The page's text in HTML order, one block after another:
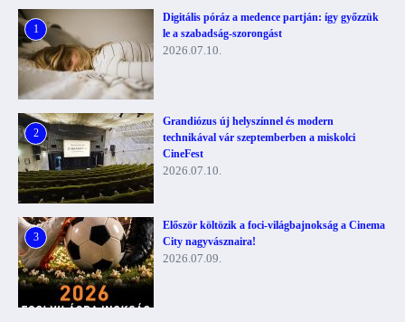
1
Digitális póráz a medence partján: így győzzük
le a szabadság-szorongást
2026.07.10.
2
Grandiózus új helyszínnel és modern
technikával vár szeptemberben a miskolci
CineFest
2026.07.10.
3
Először költözik a foci-világbajnokság a Cinema
City nagyvásznaira!
2026.07.09.